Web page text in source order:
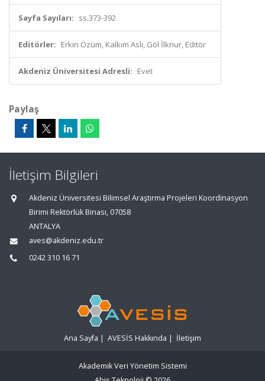
Sayfa Sayıları: ss.373-392
Editörler: Erkin Özüm, Kalkım Aslı, Göl İlknur, Editör
Akdeniz Üniversitesi Adresli: Evet
Paylaş
İletişim Bilgileri
Akdeniz Üniversitesi Bilimsel Araştırma Projeleri Koordinasyon
Birimi Rektörlük Binası, 07058
ANTALYA
aves@akdeniz.edu.tr
0242 310 16 71
Ana Sayfa | AVESİS Hakkında | İletişim
Akademik Veri Yönetim Sistemi